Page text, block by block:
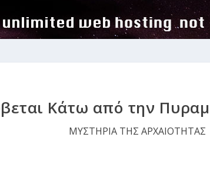
Κάτω από την
ΜΥΣΤΗΡΙΑ ΤΗΣ ΑΡΧΑΙΟΤΗΤΑΣ